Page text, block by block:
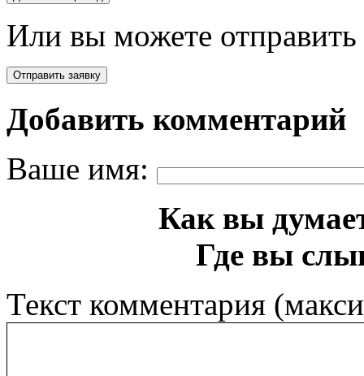
Или вы можете отправить
Добавить комментарий
Ваше имя:
Как вы
Где вы
Текст комментария